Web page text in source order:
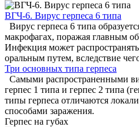
ВГЧ-6. Вирус герпеса 6 типа
Вирус герпеса 6 типа
макрофагах, поражая главным
Инфекция может
оральным путем, вследствие
Три основных типа герпеса
Самыми распространенными
герпес 1 типа и герпес 2 типа
типы герпеса отличаются
способами заражения.
Герпес на губах